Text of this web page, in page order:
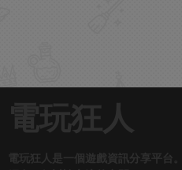
電玩狂人
電玩狂人是一個遊戲資訊分享平台